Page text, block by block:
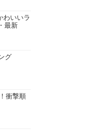
わいいラ
最新
グ
衝撃順